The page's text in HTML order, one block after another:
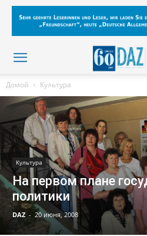
Домой Культура
Культура
На первом плане
политики
DAZ - 20 июня, 2008